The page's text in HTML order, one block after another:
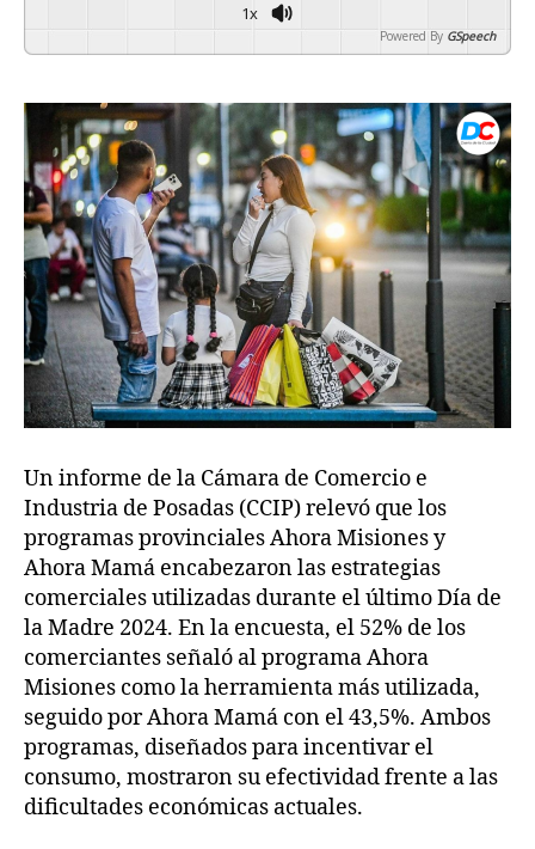
1x
Powered By GSpeech
Un informe de la Cámara de Comercio e
Industria de Posadas (CCIP) relevó que los
programas provinciales Ahora Misiones y
Ahora Mamá encabezaron las estrategias
comerciales utilizadas durante el último Día de
la Madre 2024. En la encuesta, el 52% de los
comerciantes señaló al programa Ahora
Misiones como la herramienta más utilizada,
seguido por Ahora Mamá con el 43,5%. Ambos
programas, diseñados para incentivar el
consumo, mostraron su efectividad frente a las
dificultades económicas actuales.